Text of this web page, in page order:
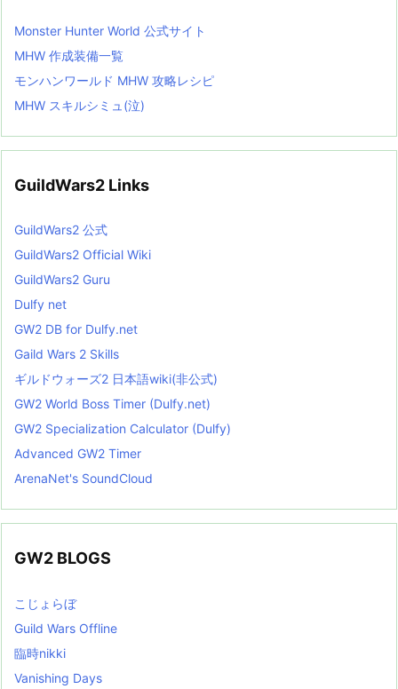
Monster Hunter World 公式サイト
MHW 作成装備一覧
モンハンワールド MHW 攻略レシピ
MHW スキルシミュ(泣)
GuildWars2 Links
GuildWars2 公式
GuildWars2 Official Wiki
GuildWars2 Guru
Dulfy net
GW2 DB for Dulfy.net
Gaild Wars 2 Skills
ギルドウォーズ2 日本語wiki(非公式)
GW2 World Boss Timer (Dulfy.net)
GW2 Specialization Calculator (Dulfy)
Advanced GW2 Timer
ArenaNet's SoundCloud
GW2 BLOGS
こじょらぼ
Guild Wars Offline
臨時nikki
Vanishing Days